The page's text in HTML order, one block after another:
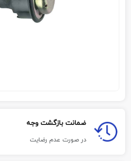
ضمانت بازگشت وجه
در صورت عدم رضایت